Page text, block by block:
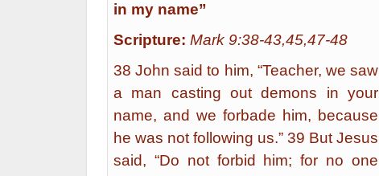
in my name”
Scripture: Mark 9:38-43,45,47-48
38 John said to him, “Teacher, we saw
a man casting out demons in your
name, and we forbade him, because
he was not following us.” 39 But Jesus
said, “Do not forbid him; for no one